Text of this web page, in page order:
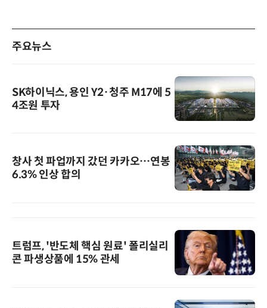
주요뉴스
SK하이닉스, 용인 Y2·청주 M17에 5
4조원 투자
창사 첫 파업까지 갔던 카카오…연봉
6.3% 인상 합의
트럼프, '반도체 핵심 원료' 폴리실리
콘 파생상품에 15% 관세